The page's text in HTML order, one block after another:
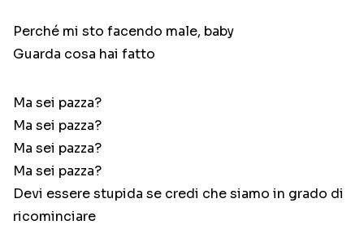
Perché mi sto facendo male, baby
Guarda cosa hai fatto
Ma sei pazza?
Ma sei pazza?
Ma sei pazza?
Ma sei pazza?
Devi essere stupida se credi che siamo in grado di
ricominciare